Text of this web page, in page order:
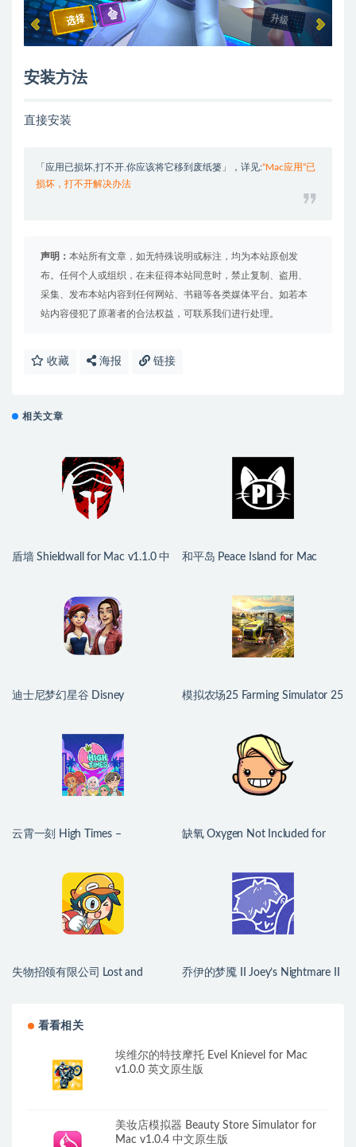
安装方法
直接安装
「应用已损坏,打不开.你应该将它移到废纸篓」，详见:“Mac应用”已
损坏，打不开解决办法
声明： 本站所有文章，如无特殊说明或标注，均为本站原创发
布。任何个人或组织，在未征得本站同意时，禁止复制、盗用、
采集、发布本站内容到任何网站、书籍等各类媒体平台。如若本
站内容侵犯了原著者的合法权益，可联系我们进行处理。
收藏 海报 链接
相关文章
盾墙 Shieldwall for Mac v1.1.0 中
和平岛 Peace Island for Mac
迪士尼梦幻星谷 Disney
模拟农场25 Farming Simulator 25
云霄一刻 High Times –
缺氧 Oxygen Not Included for
失物招领有限公司 Lost and
乔伊的梦魇 II Joey’s Nightmare II
看看相关
埃维尔的特技摩托 Evel Knievel for Mac
v1.0.0 英文原生版
美妆店模拟器 Beauty Store Simulator for
Mac v1.0.4 中文原生版